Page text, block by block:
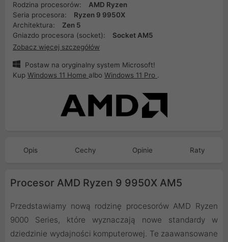
Rodzina procesorów:
AMD Ryzen
Seria procesora:
Ryzen 9 9950X
Architektura:
Zen 5
Gniazdo procesora (socket):
Socket AM5
Zobacz więcej szczegółów
Postaw na oryginalny system Microsoft!
Kup Windows 11 Home albo Windows 11 Pro .
Opis Cechy Opinie Raty
Procesor AMD Ryzen 9 9950X AM5
Przedstawiamy nową rodzinę procesorów AMD Ryzen
9000 Series, które wyznaczają nowe standardy w
dziedzinie wydajności komputerowej. Te zaawansowane